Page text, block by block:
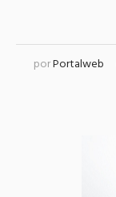
porPortalweb